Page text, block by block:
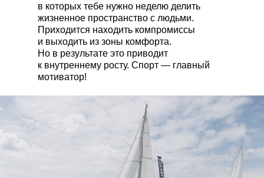
в которых тебе нужно неделю делить
жизненное пространство с людьми.
Приходится находить компромиссы
и выходить из зоны комфорта.
Но в результате это приводит
к внутреннему росту. Спорт — главный
мотиватор!